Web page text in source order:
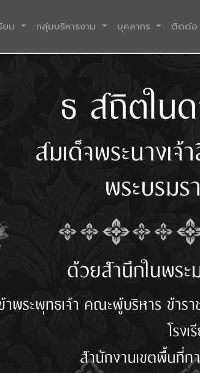
ยน กลุ่มบริหารงาน บุคลากร ติดต่อ